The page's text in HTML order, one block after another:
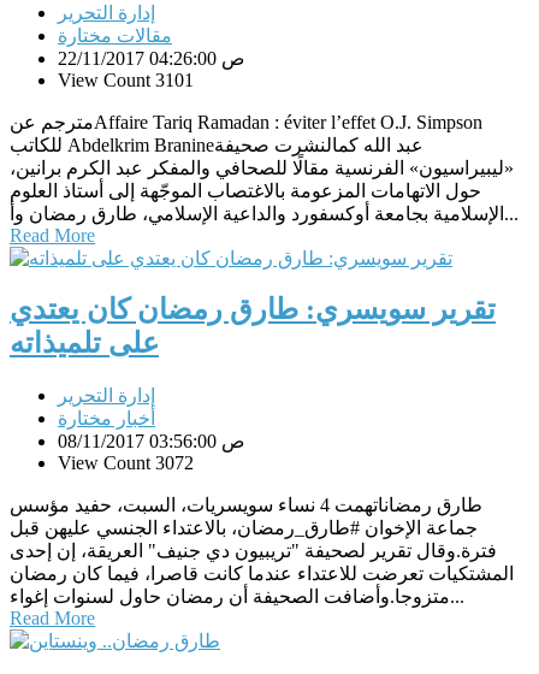
إدارة التحرير
مقالات مختارة
22/11/2017 04:26:00 ص
View Count 3101
مترجم عنAffaire Tariq Ramadan : éviter l’effet O.J. Simpson
للكاتب Abdelkrim Branineعبد الله كمالنشرت صحيفة
«ليبيراسيون» الفرنسية مقالًا للصحافي والمفكر عبد الكرم برانين،
حول الاتهامات المزعومة بالاغتصاب الموجّهة إلى أستاذ العلوم
الإسلامية بجامعة أوكسفورد والداعية الإسلامي، طارق رمضان وأ...
Read More
تقرير سويسري: طارق رمضان كان يعتدي
على تلميذاته
إدارة التحرير
أخبار مختارة
08/11/2017 03:56:00 ص
View Count 3072
طارق رمضاناتهمت 4 نساء سويسريات، السبت، حفيد مؤسس
جماعة الإخوان #طارق_رمضان، بالاعتداء الجنسي عليهن قبل
فترة.وقال تقرير لصحيفة "تريبيون دي جنيف" العريقة، إن إحدى
المشتكيات تعرضت للاعتداء عندما كانت قاصرا، فيما كان رمضان
متزوجا.وأضافت الصحيفة أن رمضان حاول لسنوات إغواء...
Read More